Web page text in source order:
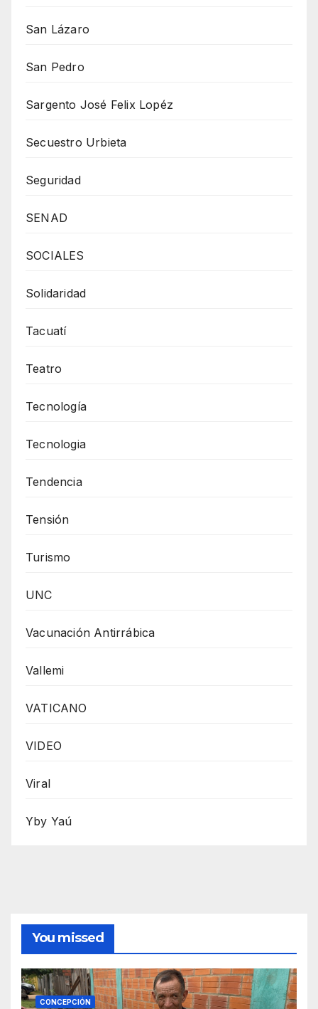
San Lázaro
San Pedro
Sargento José Felix Lopéz
Secuestro Urbieta
Seguridad
SENAD
SOCIALES
Solidaridad
Tacuatí
Teatro
Tecnología
Tecnologia
Tendencia
Tensión
Turismo
UNC
Vacunación Antirrábica
Vallemi
VATICANO
VIDEO
Viral
Yby Yaú
You missed
CONCEPCIÓN